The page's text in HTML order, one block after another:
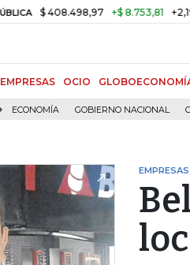
$ 408.498,97 +$ 8.753,81 +2,19%
EMPRESAS OCIO
ECONOMÍA GOBIERNO NACIONAL
EMPRESAS